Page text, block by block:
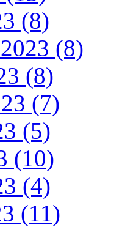
(8)
(8)
(8)
(7)
(5)
(10)
(4)
(11)